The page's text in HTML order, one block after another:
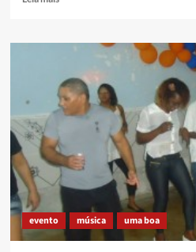
Casa
Imbariê
abre
cursos
gratuitos
de
Teatro
e
Cinema
evento música uma boa